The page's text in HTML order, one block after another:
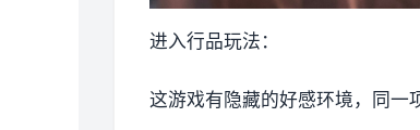
进入行品玩法：
这游戏有隐藏的好感环境，同一